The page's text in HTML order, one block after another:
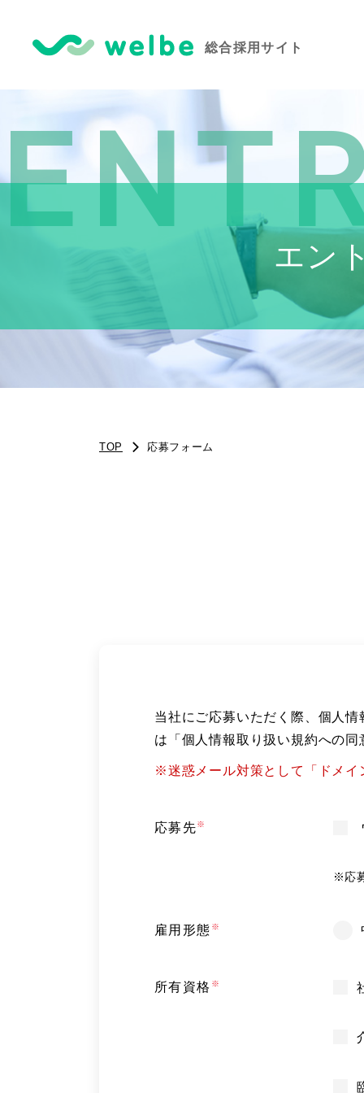
エン
TOP 応募フォーム
当社にご応募いただく際、個人
は「個人情報取り扱い規約への
※迷惑メール対策として「ドメ
応募先
※応
雇用形態
所有資格